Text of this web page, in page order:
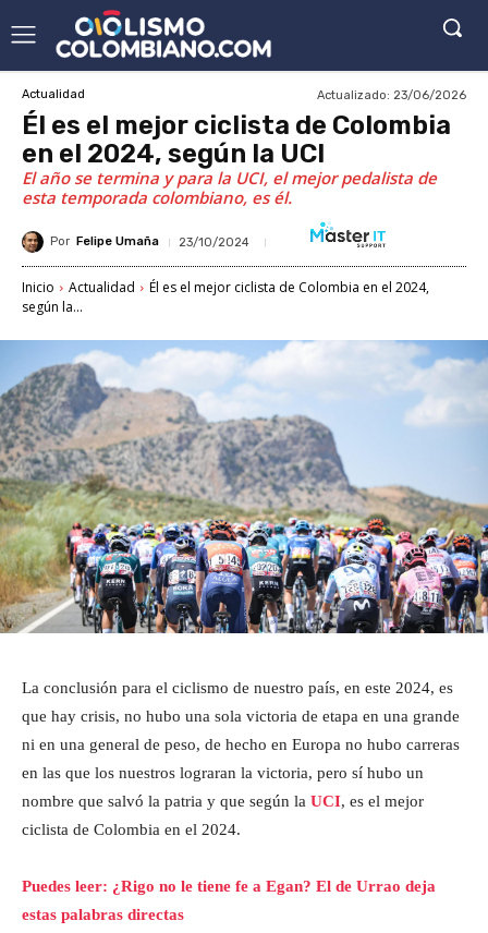
Actualidad Actualizado: 23/06/2026
Él es el mejor ciclista de Colombia
en el 2024, según la UCI
El año se termina y para la UCI, el mejor pedalista de
esta temporada colombiano, es él.
Por Felipe Umaña 23/10/2024
Inicio Actualidad
Él es el mejor ciclista de Colombia en el 2024,
según la...
La conclusión para el ciclismo de nuestro país, en este 2024, es
que hay crisis, no hubo una sola victoria de etapa en una grande
ni en una general de peso, de hecho en Europa no hubo carreras
en las que los nuestros lograran la victoria, pero sí hubo un
nombre que salvó la patria y que según la UCI, es el mejor
ciclista de Colombia en el 2024.
Puedes leer: ¿Rigo no le tiene fe a Egan? El de Urrao deja
estas palabras directas